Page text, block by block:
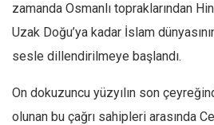
Kemal Özer
Mahmut Toptaş
Yvonne Ridley
Barış Tarımcıoğlu
Ömer Kayani
zamanda Osmanlı topraklarından
Uzak Doğu’ya kadar İslam
sesle dillendirilmeye başlandı.
On dokuzuncu yüzyılın son
olunan bu çağrı sahipleri arasında